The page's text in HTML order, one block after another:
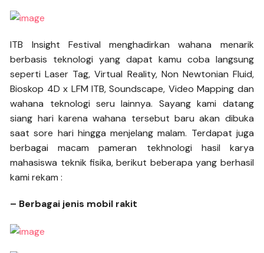
ITB Insight Festival menghadirkan wahana menarik
berbasis teknologi yang dapat kamu coba langsung
seperti Laser Tag, Virtual Reality, Non Newtonian Fluid,
Bioskop 4D x LFM ITB, Soundscape, Video Mapping dan
wahana teknologi seru lainnya. Sayang kami datang
siang hari karena wahana tersebut baru akan dibuka
saat sore hari hingga menjelang malam. Terdapat juga
berbagai macam pameran tekhnologi hasil karya
mahasiswa teknik fisika, berikut beberapa yang berhasil
kami rekam :
– Berbagai jenis mobil rakit